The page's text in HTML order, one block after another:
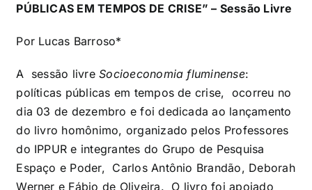
PÚBLICAS EM TEMPOS DE CRISE” – Sessão Livre
Por Lucas Barroso*
A sessão livreSocioeconomia fluminense:
políticas públicas em tempos de crise, ocorreu no
dia 03 de dezembro e foi dedicada ao lançamento
do livro homônimo, organizado pelos Professores
do IPPUR e integrantes do Grupo de Pesquisa
Espaço e Poder, Carlos Antônio Brandão, Deborah
Werner e Fábio de Oliveira. O livro foi apoiado